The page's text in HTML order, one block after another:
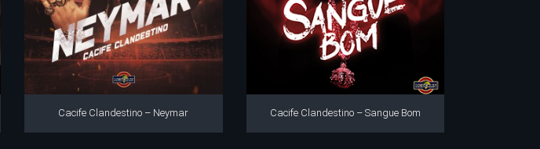
Cacife Clandestino – Neymar Cacife Clandestino – Sangue Bom